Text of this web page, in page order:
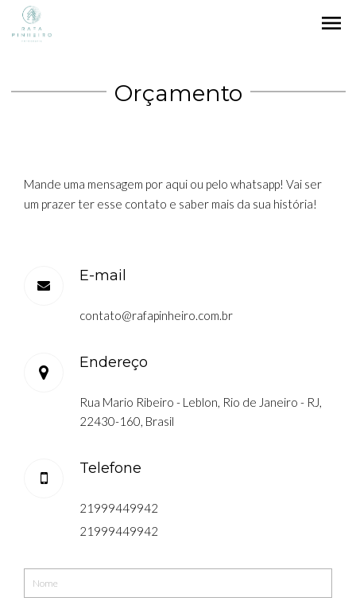
menu
Orçamento
Mande uma mensagem por aqui ou pelo whatsapp! Vai ser
um prazer ter esse contato e saber mais da sua história!
E-mail
contato@rafapinheiro.com.br
Endereço
Rua Mario Ribeiro - Leblon, Rio de Janeiro - RJ,
22430-160, Brasil
Telefone
21999449942
21999449942